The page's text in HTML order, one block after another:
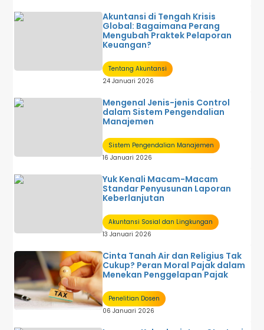
Akuntansi di Tengah Krisis
Global: Bagaimana Perang
Mengubah Praktek Pelaporan
Keuangan?
Tentang Akuntansi
24 Januari 2026
Mengenal Jenis-jenis Control
dalam Sistem Pengendalian
Manajemen
Sistem Pengendalian Manajemen
16 Januari 2026
Yuk Kenali Macam-Macam
Standar Penyusunan Laporan
Keberlanjutan
Akuntansi Sosial dan Lingkungan
13 Januari 2026
Cinta Tanah Air dan Religius Tak
Cukup? Peran Moral Pajak dalam
Menekan Penggelapan Pajak
Penelitian Dosen
06 Januari 2026